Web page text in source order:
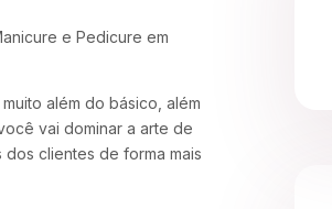
e Pedicure em
além do básico, além
vai dominar a arte de
clientes de forma mais